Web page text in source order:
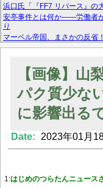
浜口氏「『FF7 リバース』の
安亭事件とは何か——労働者
り
マーベル帝国、まさかの反省
ニーCEOの「量より質」宣
【モー娘。石田亜佑美】ファ
【画像あり】Facebookとか
Powered by livedoor 相互RSS
【画像】山
パク質少な
に影響出る
Date: 2023年01月
1:はじめのつらたんニュース